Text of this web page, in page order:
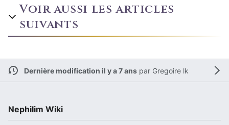
Voir aussi les articles
suivants
Dernière modification il y a 7 anspar Gregoire lk
Nephilim Wiki